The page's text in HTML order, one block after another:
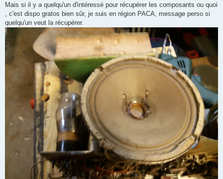
Mais si il y a quelqu'un d'intéressé pour récupérer les composants ou quoi
, c'est dispo gratos bien sûr, je suis en région PACA, message perso si
quelqu'un veut la récupérer.